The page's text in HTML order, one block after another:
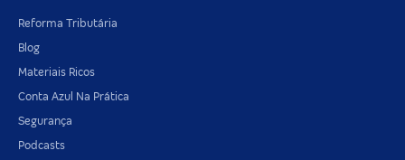
Reforma Tributária
Blog
Materiais Ricos
Conta Azul Na Prática
Segurança
Podcasts